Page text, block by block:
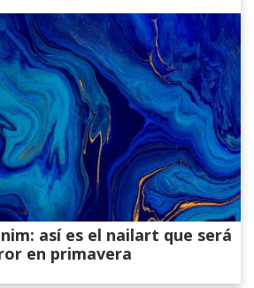
así es el nailart que será
en primavera